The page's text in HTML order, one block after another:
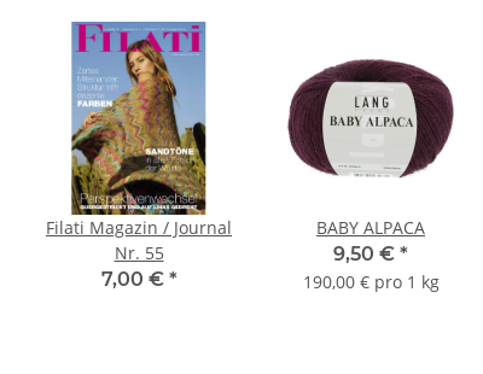
Filati Magazin / Journal
Nr. 55
7,00 € *
BABY ALPACA
9,50 € *
190,00 € pro 1 kg